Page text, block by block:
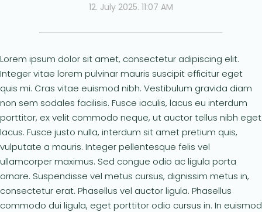
12. July 2025. 11:07 AM
Lorem ipsum dolor sit amet, consectetur adipiscing elit.
Integer vitae lorem pulvinar mauris suscipit efficitur eget
quis mi. Cras vitae euismod nibh. Vestibulum gravida diam
non sem sodales facilisis. Fusce iaculis, lacus eu interdum
porttitor, ex velit commodo neque, ut auctor tellus nibh eget
lacus. Fusce justo nulla, interdum sit amet pretium quis,
vulputate a mauris. Integer pellentesque felis vel
ullamcorper maximus. Sed congue odio ac ligula porta
ornare. Suspendisse vel metus cursus, dignissim metus in,
consectetur erat. Phasellus vel auctor ligula. Phasellus
commodo dui ligula, eget porttitor odio cursus in. In euismod